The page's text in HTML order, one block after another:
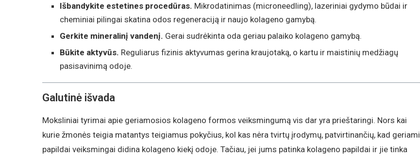
Išbandykite estetines procedūras. Mikrodatinimas (microneedling), lazeriniai gydymo būdai ir
cheminiai pilingai skatina odos regeneraciją ir naujo kolageno gamybą.
Gerkite mineralinį vandenį. Gerai sudrėkinta oda geriau palaiko kolageno gamybą.
Būkite aktyvūs. Reguliarus fizinis aktyvumas gerina kraujotaką, o kartu ir maistinių medžiagų
pasisavinimą odoje.
Galutinė išvada
Moksliniai tyrimai apie geriamosios kolageno formos veiksmingumą vis dar yra prieštaringi. Nors kai
kurie žmonės teigia matantys teigiamus pokyčius, kol kas nėra tvirtų įrodymų, patvirtinančių, kad geriami
papildai veiksmingai didina kolageno kiekį odoje. Tačiau, jei jums patinka kolageno papildai ir jie tinka